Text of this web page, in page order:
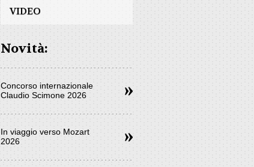
VIDEO
Novità:
Concorso internazionale
Claudio Scimone 2026
In viaggio verso Mozart
2026